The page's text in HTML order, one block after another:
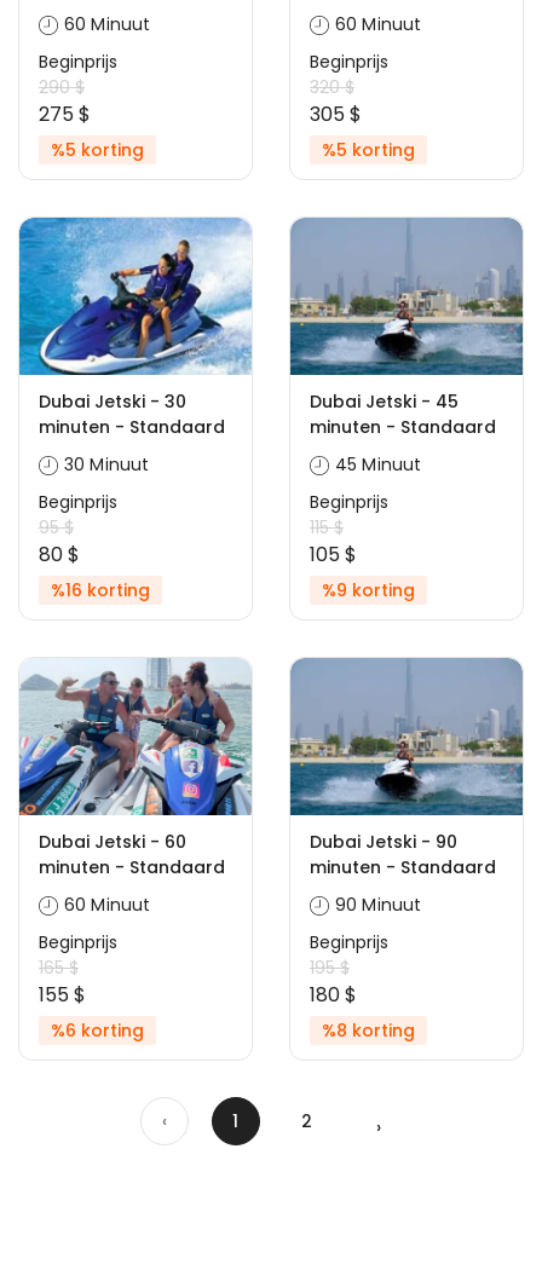
60 Minuut
Beginprijs
290 $
275 $
%5 korting
60 Minuut
Beginprijs
320 $
305 $
%5 korting
Dubai Jetski - 30
minuten - Standaard
30 Minuut
Beginprijs
95 $
80 $
%16 korting
Dubai Jetski - 45
minuten - Standaard
45 Minuut
Beginprijs
115 $
105 $
%9 korting
Dubai Jetski - 60
minuten - Standaard
60 Minuut
Beginprijs
165 $
155 $
%6 korting
Dubai Jetski - 90
minuten - Standaard
90 Minuut
Beginprijs
195 $
180 $
%8 korting
‹ 1 2 ›